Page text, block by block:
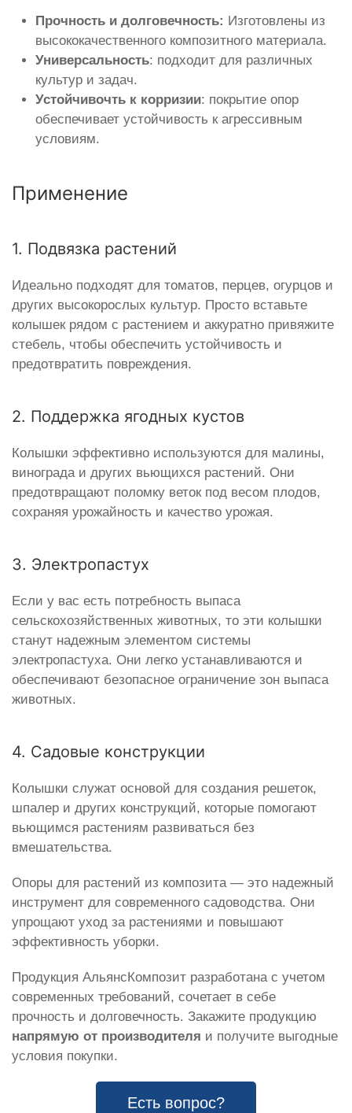
Прочность и долговечность: Изготовлены из
высококачественного композитного материала.
Универсальность: подходит для различных
культур и задач.
Устойчивочть к корризии: покрытие опор
обеспечивает устойчивость к агрессивным
условиям.
Применение
1. Подвязка растений
Идеально подходят для томатов, перцев, огурцов и
других высокорослых культур. Просто вставьте
колышек рядом с растением и аккуратно привяжите
стебель, чтобы обеспечить устойчивость и
предотвратить повреждения.
2. Поддержка ягодных кустов
Колышки эффективно используются для малины,
винограда и других вьющихся растений. Они
предотвращают поломку веток под весом плодов,
сохраняя урожайность и качество урожая.
3. Электропастух
Если у вас есть потребность выпаса
сельскохозяйственных животных, то эти колышки
станут надежным элементом системы
электропастуха. Они легко устанавливаются и
обеспечивают безопасное ограничение зон выпаса
животных.
4. Садовые конструкции
Колышки служат основой для создания решеток,
шпалер и других конструкций, которые помогают
вьющимся растениям развиваться без
вмешательства.
Опоры для растений из композита — это надежный
инструмент для современного садоводства. Они
упрощают уход за растениями и повышают
эффективность уборки.
Продукция АльянсКомпозит разработана с учетом
современных требований, сочетает в себе
прочность и долговечность. Закажите продукцию
напрямую от производителя и получите выгодные
условия покупки.
Есть вопрос?